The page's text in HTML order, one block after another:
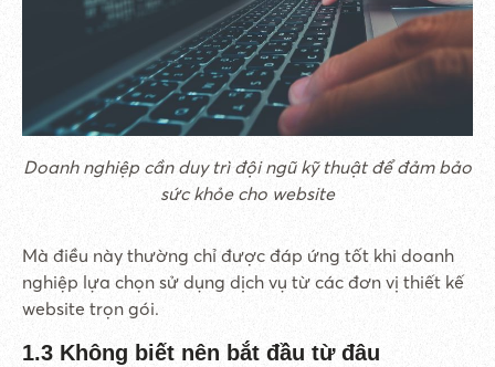
Doanh nghiệp cần duy trì đội ngũ kỹ thuật để đảm bảo
sức khỏe cho website
Mà điều này thường chỉ được đáp ứng tốt khi doanh
nghiệp lựa chọn sử dụng dịch vụ từ các đơn vị thiết kế
website trọn gói.
1.3 Không biết nên bắt đầu từ đâu